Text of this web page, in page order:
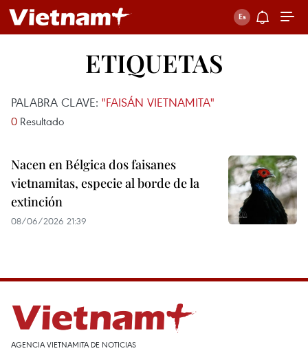
ETIQUETAS
PALABRA CLAVE: "FAISÁN VIETNAMITA"
0 Resultado
Nacen en Bélgica dos faisanes
vietnamitas, especie al borde de la
extinción
08/06/2026 21:39
AGENCIA VIETNAMITA DE NOTICIAS